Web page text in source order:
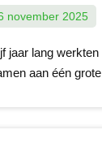
november 2025
jaar lang
aan één